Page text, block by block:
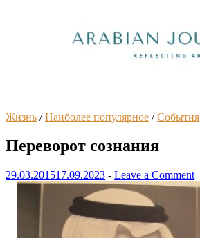
Жизнь /Наиболее популярное /События
Переворот сознания
29.03.201517.09.2023 - Leave a Comment